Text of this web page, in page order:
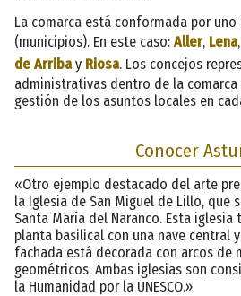
La comarca está conformada por
(municipios). En este caso: Aller, Lena,
de Arribay Riosa. Los concejos
administrativas dentro de la
gestión de los asuntos locales en
Conocer
«Otro ejemplo destacado del arte
la Iglesia de San Miguel de Lillo, que
Santa María del Naranco. Esta iglesia
planta basilical con una nave central
fachada está decorada con arcos de
geométricos. Ambas iglesias son
la Humanidad por la UNESCO.»